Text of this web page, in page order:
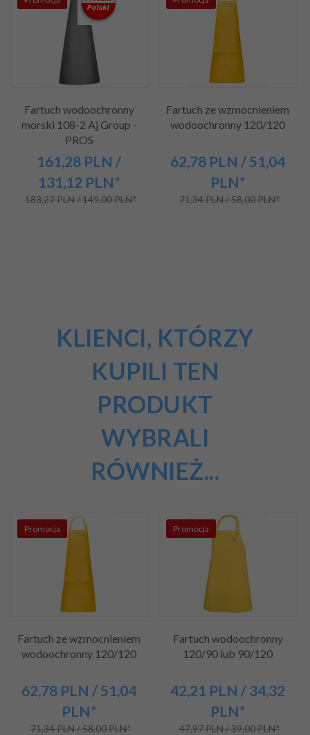
Fartuch wodoochronny
morski 108-2 Aj Group -
PROS
161,28 PLN /
131,12 PLN*
183,27 PLN / 149,00 PLN*
Fartuch ze wzmocnieniem
wodoochronny 120/120
62,78 PLN / 51,04
PLN*
71,34 PLN / 58,00 PLN*
KLIENCI, KTÓRZY
KUPILI TEN
PRODUKT
WYBRALI
RÓWNIEŻ...
Promocja
Fartuch ze wzmocnieniem
wodoochronny 120/120
62,78 PLN / 51,04
PLN*
71,34 PLN / 58,00 PLN*
Promocja
Fartuch wodoochronny
120/90 lub 90/120
42,21 PLN / 34,32
PLN*
47,97 PLN / 39,00 PLN*